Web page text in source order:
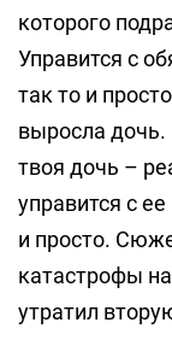
которого
Управится с
так то и
выросла дочь.
твоя дочь –
управится с
и просто.
катастрофы
утратил